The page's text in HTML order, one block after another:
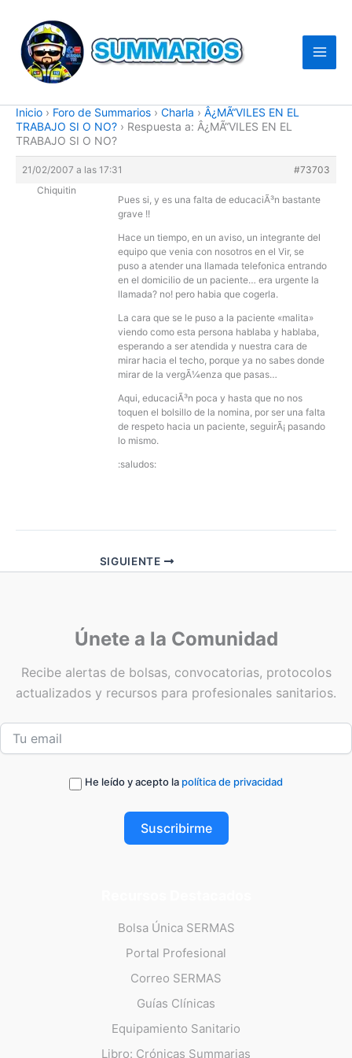
contenido
Inicio › Foro de Summarios › Charla › Â¿MÃ“VILES EN EL
TRABAJO SI O NO? › Respuesta a: Â¿MÃ“VILES EN EL
TRABAJO SI O NO?
21/02/2007 a las 17:31
#73703
Chiquitin
Pues si, y es una falta de educaciÃ³n bastante
grave !!
Hace un tiempo, en un aviso, un integrante del
equipo que venia con nosotros en el Vir, se
puso a atender una llamada telefonica entrando
en el domicilio de un paciente… era urgente la
llamada? no! pero habia que cogerla.
La cara que se le puso a la paciente «malita»
viendo como esta persona hablaba y hablaba,
esperando a ser atendida y nuestra cara de
mirar hacia el techo, porque ya no sabes donde
mirar de la vergÃ¼enza que pasas…
Aqui, educaciÃ³n poca y hasta que no nos
toquen el bolsillo de la nomina, por ser una falta
de respeto hacia un paciente, seguirÃ¡ pasando
lo mismo.
:saludos:
SIGUIENTE
Únete a la Comunidad
Recibe alertas de bolsas, convocatorias, protocolos
actualizados y recursos para profesionales sanitarios.
He leído y acepto la política de privacidad
Suscribirme
Bolsa Única SERMAS
Portal Profesional
Correo SERMAS
Guías Clínicas
Equipamiento Sanitario
Libro: Crónicas Summarias